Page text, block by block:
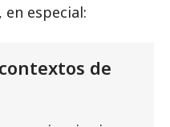
especial:
de